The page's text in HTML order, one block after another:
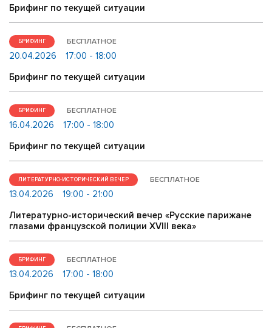
Брифинг по текущей ситуации
БРИФИНГ БЕСПЛАТНОЕ
20.04.2026
17:00 - 18:00
Брифинг по текущей ситуации
БРИФИНГ БЕСПЛАТНОЕ
16.04.2026
17:00 - 18:00
Брифинг по текущей ситуации
ЛИТЕРАТУРНО-ИСТОРИЧЕСКИЙ ВЕЧЕР БЕСПЛАТНОЕ
13.04.2026
19:00 - 21:00
Литературно-исторический вечер «Русские парижане
глазами французской полиции ХVIII века»
БРИФИНГ БЕСПЛАТНОЕ
13.04.2026
17:00 - 18:00
Брифинг по текущей ситуации